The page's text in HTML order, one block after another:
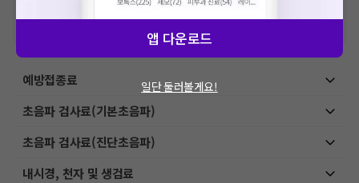
예방접종료
초음파 검사료(기본초음파)
초음파 검사료(진단초음파)
내시경, 천자 및 생검료
앱 다운로드
일단 둘러볼게요!